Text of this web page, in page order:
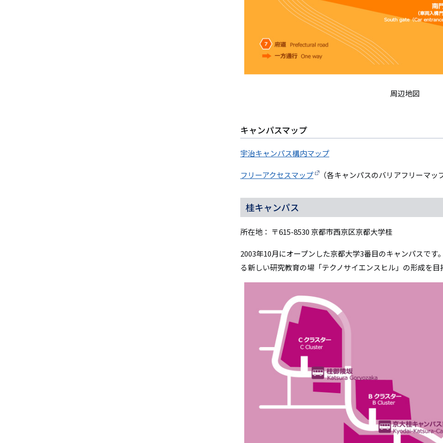
周辺地図
キャンパスマップ
宇治キャンパス構内マップ
フリーアクセスマップ （各キャンパスのバリアフリーマッ
桂キャンパス
所在地： 〒615-8530 京都市西京区京都大学桂
2003年10月にオープンした京都大学3番目のキャンパスです
る新しい研究教育の場「テクノサイエンスヒル」の形成を目